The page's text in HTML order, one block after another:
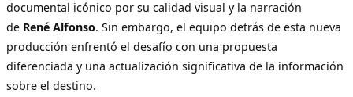
documental icónico por su calidad visual y la narración
de René Alfonso. Sin embargo, el equipo detrás de esta nueva
producción enfrentó el desafío con una propuesta
diferenciada y una actualización significativa de la información
sobre el destino.